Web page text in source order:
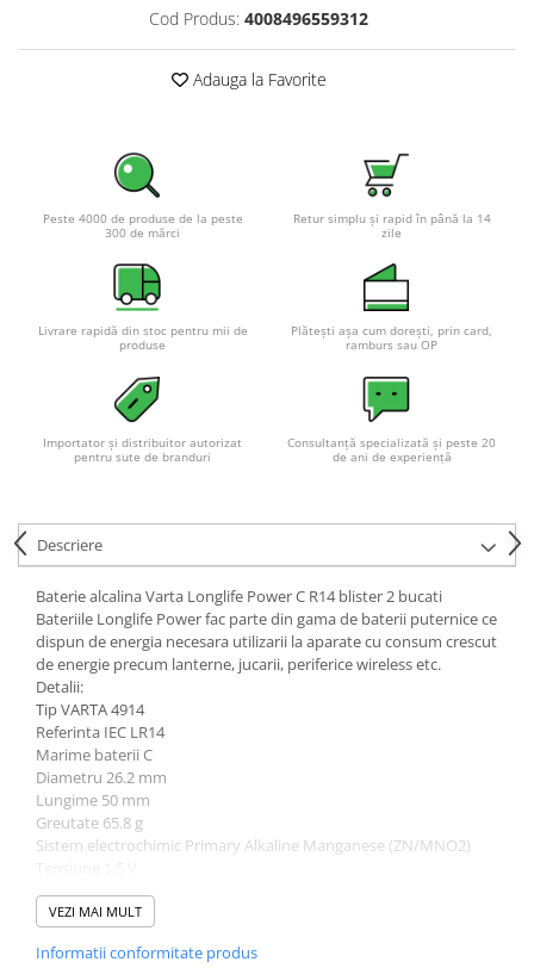
Cod Produs: 4008496559312
Adauga la Favorite
Peste 4000 de produse de la peste
300 de mărci
Retur simplu și rapid în până la 14
zile
Livrare rapidă din stoc pentru mii de
produse
Plătești așa cum dorești, prin card,
ramburs sau OP
Importator și distribuitor autorizat
pentru sute de branduri
Consultanță specializată și peste 20
de ani de experiență
Descriere
Baterie alcalina Varta Longlife Power C R14 blister 2 bucati
Bateriile Longlife Power fac parte din gama de baterii puternice ce
dispun de energia necesara utilizarii la aparate cu consum crescut
de energie precum lanterne, jucarii, periferice wireless etc.
Detalii:
Tip VARTA 4914
Referinta IEC LR14
Marime baterii C
Diametru 26.2 mm
Lungime 50 mm
Greutate 65.8 g
Sistem electrochimic Primary Alkaline Manganese (ZN/MNO2)
Tip: C (R14)
Fabricate in Germania!
VEZI MAI MULT
Informatii conformitate produs